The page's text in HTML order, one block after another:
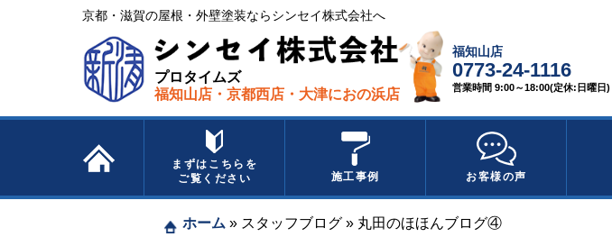
京都・滋賀の屋根・外壁塗装ならシンセイ株式会社へ​ ​
プロタイムズ
福知山店・京都西店・大津におの浜店
福知山店
0773-24-1116
営業時間 9:00～18:00(定休:日曜日)
まずはこちらを
ご覧ください
施工事例 お客様の声
ホーム » スタッフブログ » 丸田のほほんブログ④